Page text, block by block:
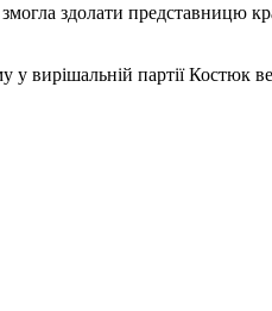
здолати представницю
вирішальній партії Костюк